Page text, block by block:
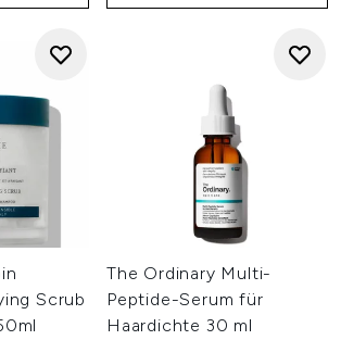
Scrub
The Ordinary Multi-
Peptide-Serum für
Haardichte 30 ml